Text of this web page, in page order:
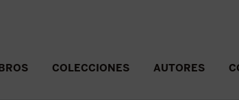
COLECCIONES AUTORES